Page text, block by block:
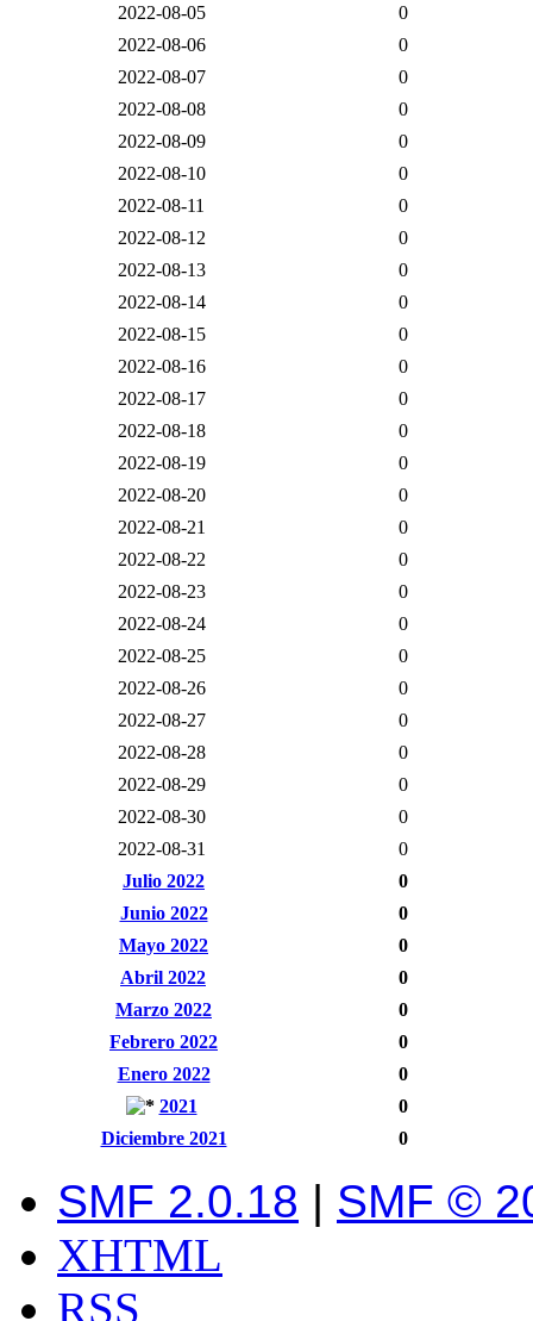
2022-08-05
0
2022-08-06
0
2022-08-07
0
2022-08-08
0
2022-08-09
0
2022-08-10
0
2022-08-11
0
2022-08-12
0
2022-08-13
0
2022-08-14
0
2022-08-15
0
2022-08-16
0
2022-08-17
0
2022-08-18
0
2022-08-19
0
2022-08-20
0
2022-08-21
0
2022-08-22
0
2022-08-23
0
2022-08-24
0
2022-08-25
0
2022-08-26
0
2022-08-27
0
2022-08-28
0
2022-08-29
0
2022-08-30
0
2022-08-31
0
Julio 2022
0
Junio 2022
0
Mayo 2022
0
Abril 2022
0
Marzo 2022
0
Febrero 2022
0
Enero 2022
0
2021
0
Diciembre 2021
0
SMF 2.0.18 | SMF ©
XHTML
RSS